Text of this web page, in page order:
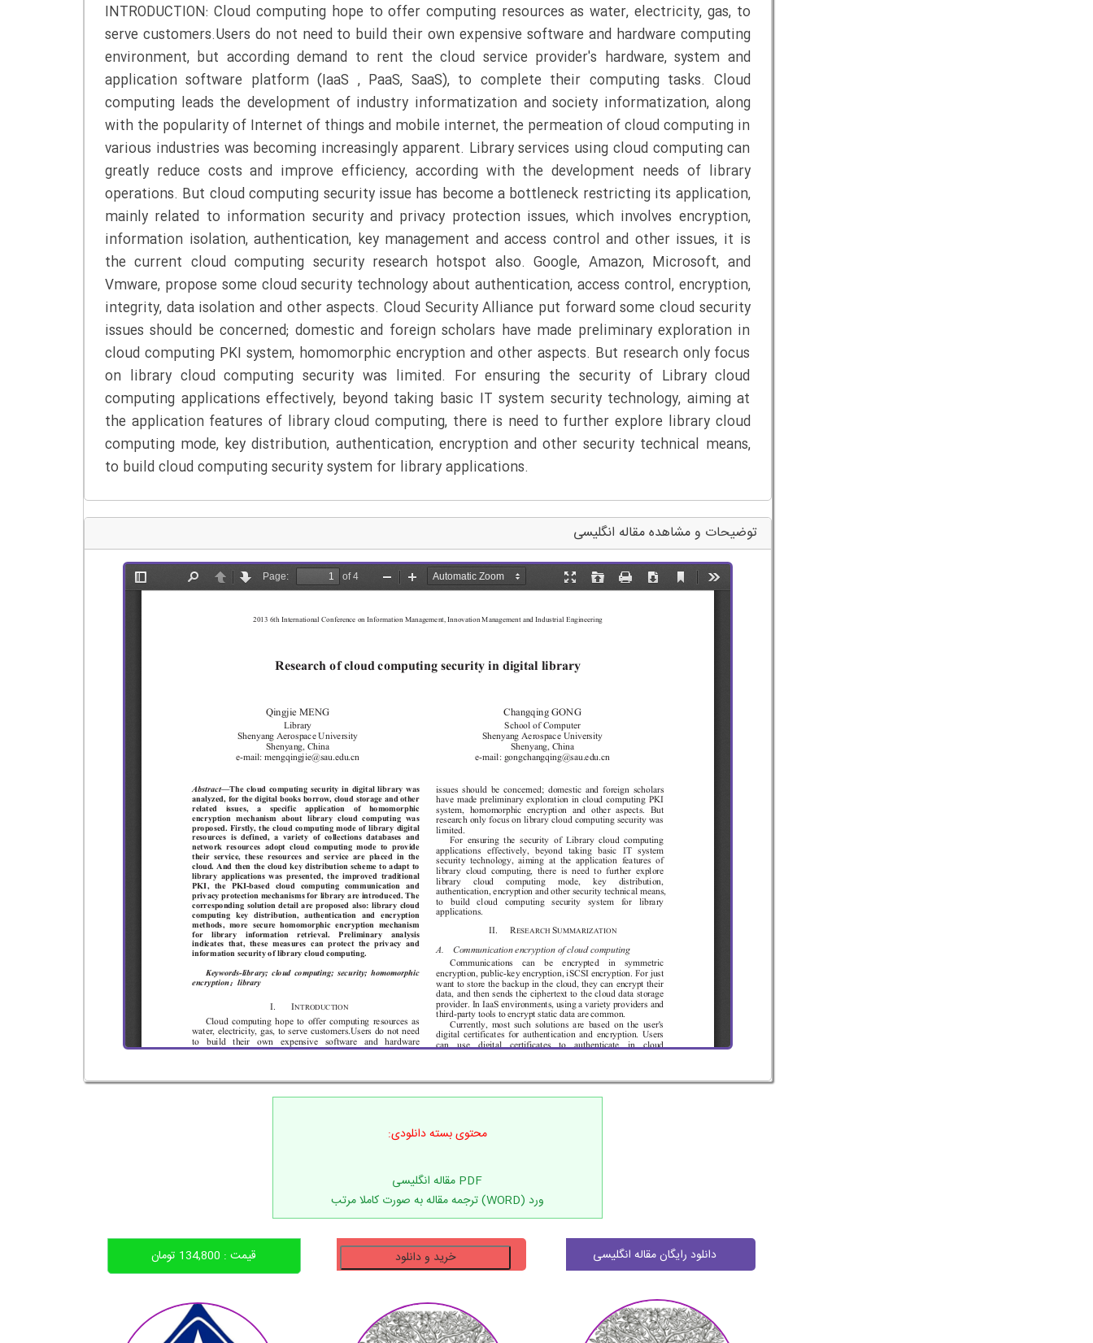
INTRODUCTION: Cloud computing hope to offer computing resources as water, electricity, gas, to
serve customers.Users do not need to build their own expensive software and hardware computing
environment, but according demand to rent the cloud service provider's hardware, system and
application software platform (IaaS , PaaS, SaaS), to complete their computing tasks. Cloud
computing leads the development of industry informatization and society informatization, along
with the popularity of Internet of things and mobile internet, the permeation of cloud computing in
various industries was becoming increasingly apparent. Library services using cloud computing can
greatly reduce costs and improve efficiency, according with the development needs of library
operations. But cloud computing security issue has become a bottleneck restricting its application,
mainly related to information security and privacy protection issues, which involves encryption,
information isolation, authentication, key management and access control and other issues, it is
the current cloud computing security research hotspot also. Google, Amazon, Microsoft, and
Vmware, propose some cloud security technology about authentication, access control, encryption,
integrity, data isolation and other aspects. Cloud Security Alliance put forward some cloud security
issues should be concerned; domestic and foreign scholars have made preliminary exploration in
cloud computing PKI system, homomorphic encryption and other aspects. But research only focus
on library cloud computing security was limited. For ensuring the security of Library cloud
computing applications effectively, beyond taking basic IT system security technology, aiming at
the application features of library cloud computing, there is need to further explore library cloud
computing mode, key distribution, authentication, encryption and other security technical means,
to build cloud computing security system for library applications.
توضیحات و مشاهده مقاله انگلیسی
محتوی بسته دانلودی:
ورد (WORD) ترجمه مقاله به صورت کاملا مرتب
دانلود رایگان مقاله انگلیسی قیمت : 134,800 تومان
دانلود
ترجمه
امنیت
رایانش
خرید و دانلود